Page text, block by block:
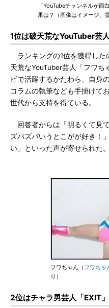
「YouTubeチャンネルが
果は？（画像はイメージ、
1位は破天荒なYouTuber芸
ランキングの1位を獲得した
天荒なYouTuber芸人「フワち
ビで活躍するかたわら、自身
コラムの執筆なども手掛けて
世代から支持を得ている。
回答者からは「明るくて見
ズバズバいうとこがが好き！
い」といった声が寄せられた。
フワちゃん（フワちゃ
り）
2位はチャラ男芸人「EXIT」